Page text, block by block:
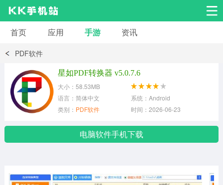
安卓应用
小说漫画
首页 应用 手游 资讯
PDF软件
星如PDF转换器 v5.0.7.6
大小：58.53MB
语言：简体中文
系统：Android
类别： PDF软件 时间：2026-06-23
电脑软件手机下载